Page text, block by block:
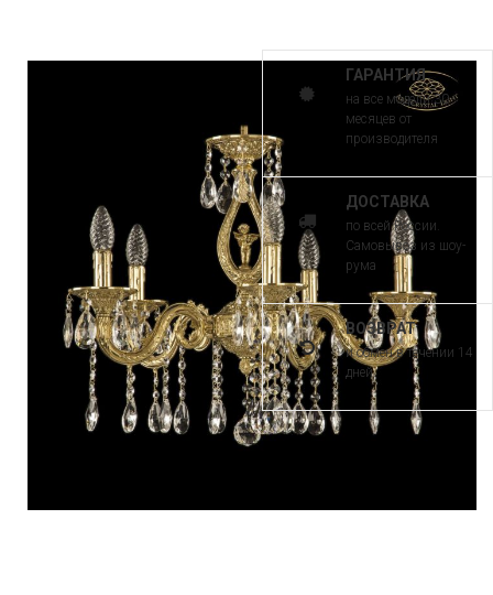
ГАРАНТИЯ
на все модели 30
месяцев от
производителя
ДОСТАВКА
по всей России.
Самовывоз из шоу-
рума
ВОЗВРАТ
и обмен в течении 14
дней